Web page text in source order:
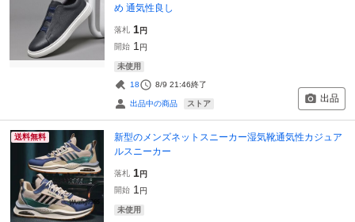
め 通気性良し
落札 1円
開始 1 円
未使用
18 8/9 21:46終了
出品中の商品 ストア 出品
送料無料
新型のメンズネットスニーカー湿気靴通気性カジュア
ルスニーカー
落札 1円
開始 1 円
未使用